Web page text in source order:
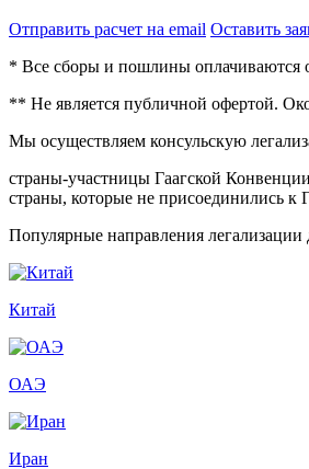
Отправить расчет на email Оставить
* Все сборы и пошлины оплачиваются
** Не является публичной офертой.
Мы осуществляем консульскую
страны-участницы Гаагской
страны, которые не присоединились к
Популярные направления легализации
Китай
ОАЭ
Иран